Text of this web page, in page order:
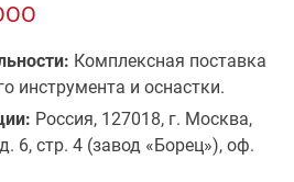
Комплексная поставка
инструмента и оснастки.
Россия, 127018, г. Москва,
6, стр. 4 (завод «Борец»), оф.